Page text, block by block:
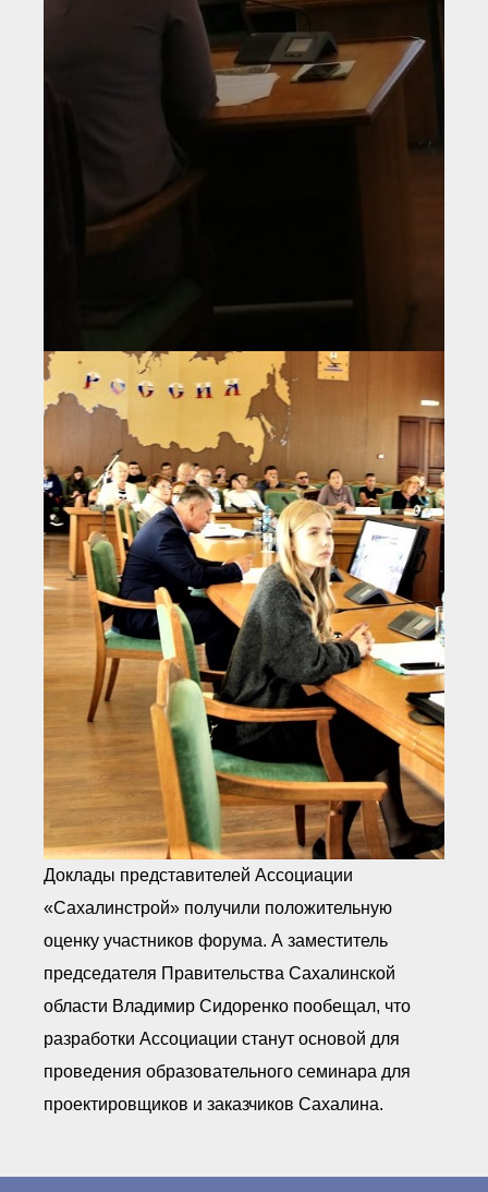
Доклады представителей Ассоциации
«Сахалинстрой» получили положительную
оценку участников форума. А заместитель
председателя Правительства Сахалинской
области Владимир Сидоренко пообещал, что
разработки Ассоциации станут основой для
проведения образовательного семинара для
проектировщиков и заказчиков Сахалина.